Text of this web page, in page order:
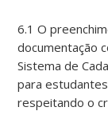
6.1 O
documentação
Sistema de
para
respeitando o